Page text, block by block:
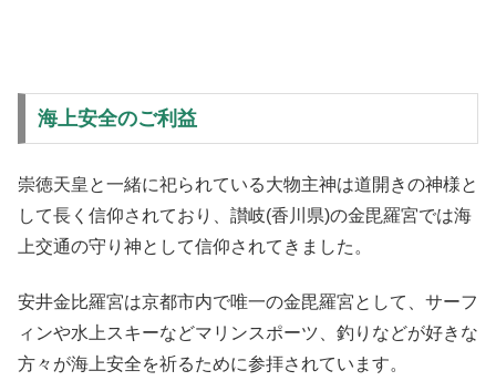
海上安全のご利益
崇徳天皇と一緒に祀られている大物主神は道開きの神様と
して長く信仰されており、讃岐(香川県)の金毘羅宮では海
上交通の守り神として信仰されてきました。
安井金比羅宮は京都市内で唯一の金毘羅宮として、サーフ
ィンや水上スキーなどマリンスポーツ、釣りなどが好きな
方々が海上安全を祈るために参拝されています。